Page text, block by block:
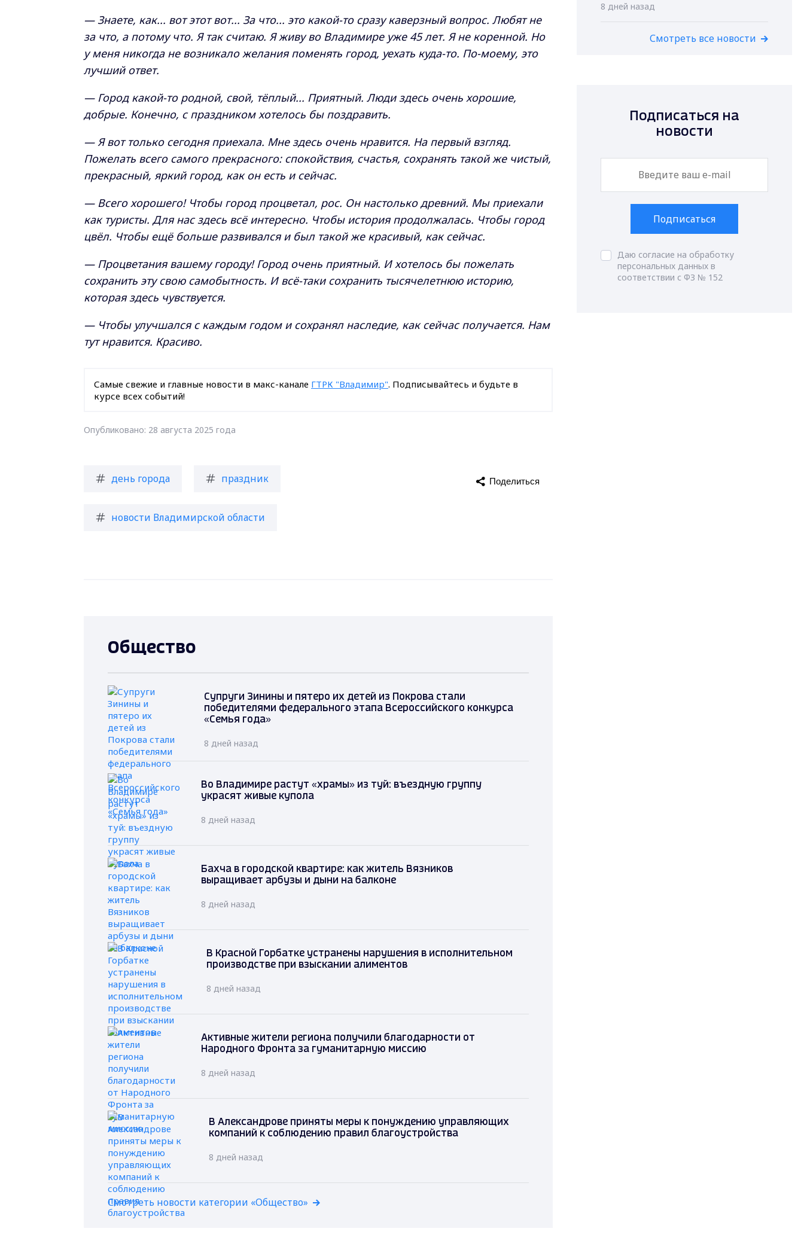
— Знаете, как... вот этот вот... За что... это какой-то сразу каверзный вопрос. Любят не
за что, а потому что. Я так считаю. Я живу во Владимире уже 45 лет. Я не коренной. Но
у меня никогда не возникало желания поменять город, уехать куда-то. По-моему, это
лучший ответ.
— Город какой-то родной, свой, тёплый... Приятный. Люди здесь очень хорошие,
добрые. Конечно, с праздником хотелось бы поздравить.
— Я вот только сегодня приехала. Мне здесь очень нравится. На первый взгляд.
Пожелать всего самого прекрасного: спокойствия, счастья, сохранять такой же чистый,
прекрасный, яркий город, как он есть и сейчас.
— Всего хорошего! Чтобы город процветал, рос. Он настолько древний. Мы приехали
как туристы. Для нас здесь всё интересно. Чтобы история продолжалась. Чтобы город
цвёл. Чтобы ещё больше развивался и был такой же красивый, как сейчас.
— Процветания вашему городу! Город очень приятный. И хотелось бы пожелать
сохранить эту свою самобытность. И всё-таки сохранить тысячелетнюю историю,
которая здесь чувствуется.
— Чтобы улучшался с каждым годом и сохранял наследие, как сейчас получается. Нам
тут нравится. Красиво.
Самые свежие и главные новости в макс-канале ГТРК "Владимир". Подписывайтесь и будьте в
курсе всех событий!
Опубликовано: 28 августа 2025 года
день города праздник
новости Владимирской области
Поделиться
Общество
Супруги Зинины и пятеро их детей из Покрова стали
победителями федерального этапа Всероссийского конкурса
«Семья года»
8 дней назад
Во Владимире растут «храмы» из туй: въездную группу
украсят живые купола
8 дней назад
Бахча в городской квартире: как житель Вязников
выращивает арбузы и дыни на балконе
8 дней назад
В Красной Горбатке устранены нарушения в исполнительном
производстве при взыскании алиментов
8 дней назад
Активные жители региона получили благодарности от
Народного Фронта за гуманитарную миссию
8 дней назад
В Александрове приняты меры к понуждению управляющих
компаний к соблюдению правил благоустройства
8 дней назад
Смотреть новости категории «Общество»
8 дней назад
Смотреть все новости
Подписаться на
новости
Подписаться
Даю согласие на обработку
персональных данных в
соответствии с ФЗ № 152